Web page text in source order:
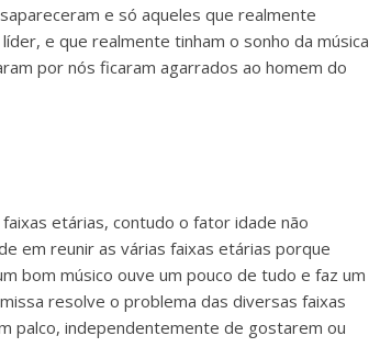
e só aqueles que realmente
e que realmente tinham o sonho da música
por nós ficaram agarrados ao homem do
etárias, contudo o fator idade não
em reunir as várias faixas etárias porque
bom músico ouve um pouco de tudo e faz um
resolve o problema das diversas faixas
palco, independentemente de gostarem ou